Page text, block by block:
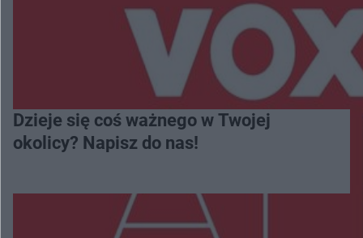
Dzieje się coś ważnego w Twojej
okolicy? Napisz do nas!
Więcej